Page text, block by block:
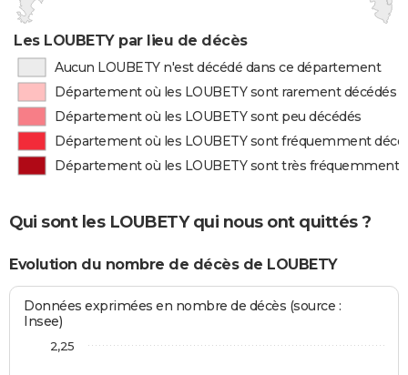
Les LOUBETY par lieu de décès
Aucun LOUBETY n'est décédé dans ce département
Département où les LOUBETY sont rarement décédés
Département où les LOUBETY sont peu décédés
Département où les LOUBETY sont fréquemment
Département où les LOUBETY sont très fréquemment
Qui sont les LOUBETY qui nous ont quittés ?
Evolution du nombre de décès de LOUBETY
Données exprimées en nombre de décès (source :
Insee)
2,25